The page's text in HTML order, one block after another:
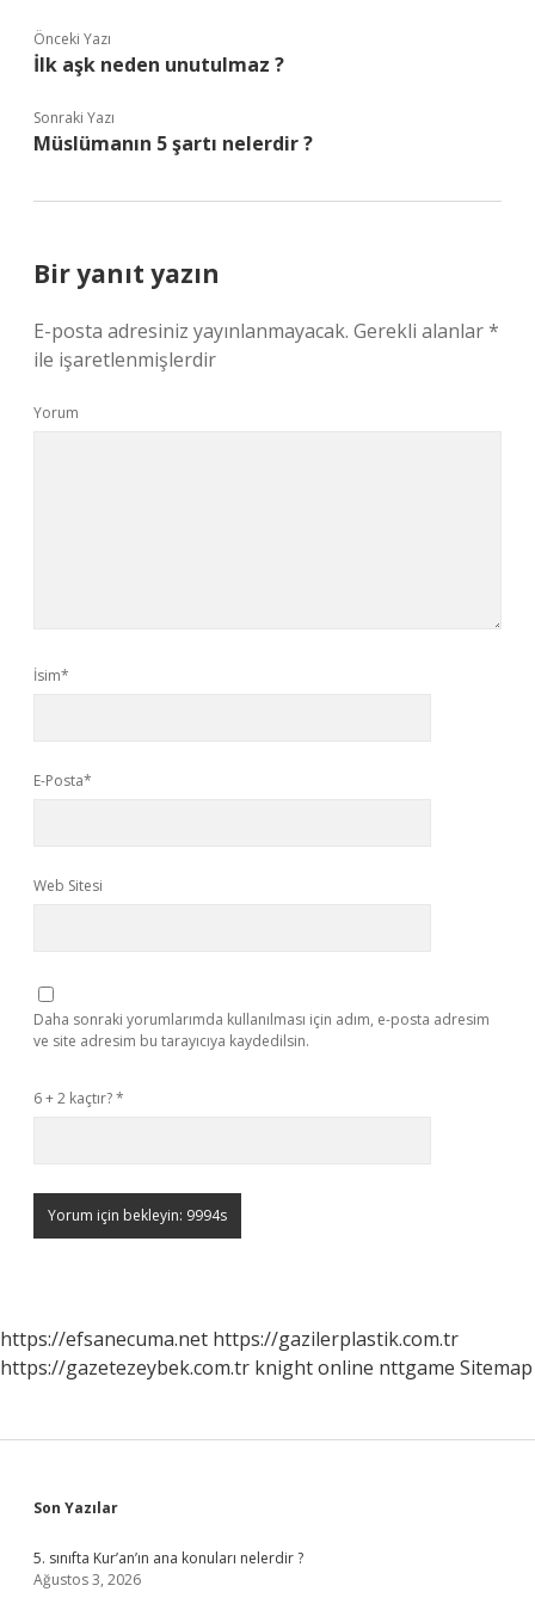
Önceki Yazı
İlk aşk neden unutulmaz ?
Sonraki Yazı
Müslümanın 5 şartı nelerdir ?
Bir yanıt yazın
E-posta adresiniz yayınlanmayacak. Gerekli alanlar*
ile işaretlenmişlerdir
Yorum
İsim*
E-Posta*
Web Sitesi
Daha sonraki yorumlarımda kullanılması için adım, e-posta adresim
ve site adresim bu tarayıcıya kaydedilsin.
6 + 2 kaçtır?*
https://efsanecuma.net https://gazilerplastik.com.tr
https://gazetezeybek.com.tr knight online nttgame Sitemap
Sidebar
Son Yazılar
5. sınıfta Kur’an’ın ana konuları nelerdir ?
Ağustos 3, 2026